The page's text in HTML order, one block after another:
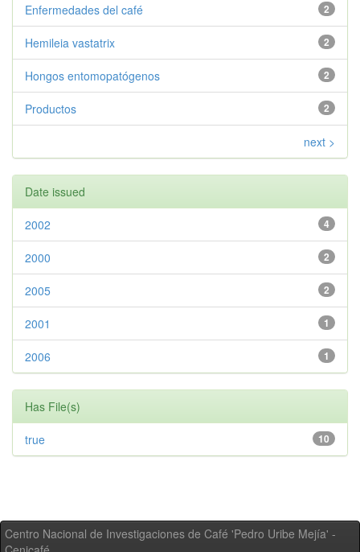
2
Enfermedades del café
2
Hemileia vastatrix
2
Hongos entomopatógenos
2
Productos
next >
Date issued
4
2002
2
2000
2
2005
1
2001
1
2006
Has File(s)
10
true
Centro Nacional de Investigaciones de Café 'Pedro Uribe Mejía' -